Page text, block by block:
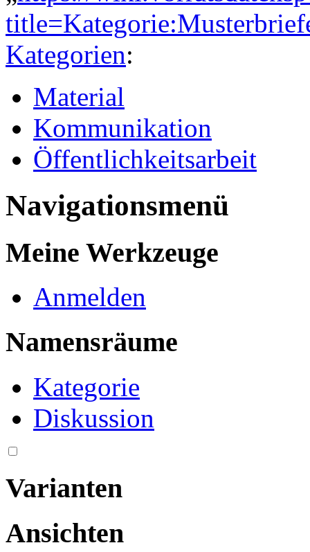
Kategorien:
Material
Kommunikation
Öffentlichkeitsarbeit
Navigationsmenü
Meine Werkzeuge
Anmelden
Namensräume
Kategorie
Diskussion
Varianten
Ansichten